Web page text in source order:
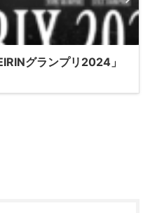
グランプリ2024」